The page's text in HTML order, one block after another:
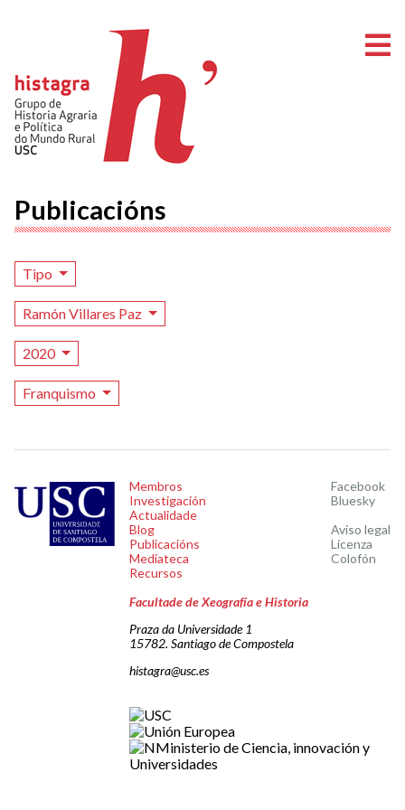
Publicacións
Tipo
Ramón Villares Paz
2020
Franquismo
Membros
Investigación
Actualidade
Blog
Publicacións
Mediateca
Recursos
Facebook
Bluesky
Aviso legal
Licenza
Colofón
Facultade de Xeografía e Historia
Praza da Universidade 1
15782. Santiago de Compostela
histagra@usc.es